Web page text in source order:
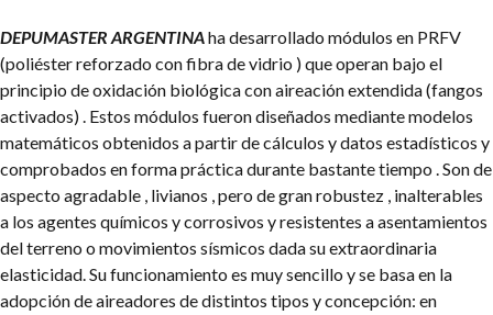
DEPUMASTER ARGENTINAha desarrollado módulos en PRFV
(poliéster reforzado con fibra de vidrio ) que operan bajo el
principio de oxidación biológica con aireación extendida (fangos
activados) . Estos módulos fueron diseñados mediante modelos
matemáticos obtenidos a partir de cálculos y datos estadísticos y
comprobados en forma práctica durante bastante tiempo . Son de
aspecto agradable , livianos , pero de gran robustez , inalterables
a los agentes químicos y corrosivos y resistentes a asentamientos
del terreno o movimientos sísmicos dada su extraordinaria
elasticidad. Su funcionamiento es muy sencillo y se basa en la
adopción de aireadores de distintos tipos y concepción: en